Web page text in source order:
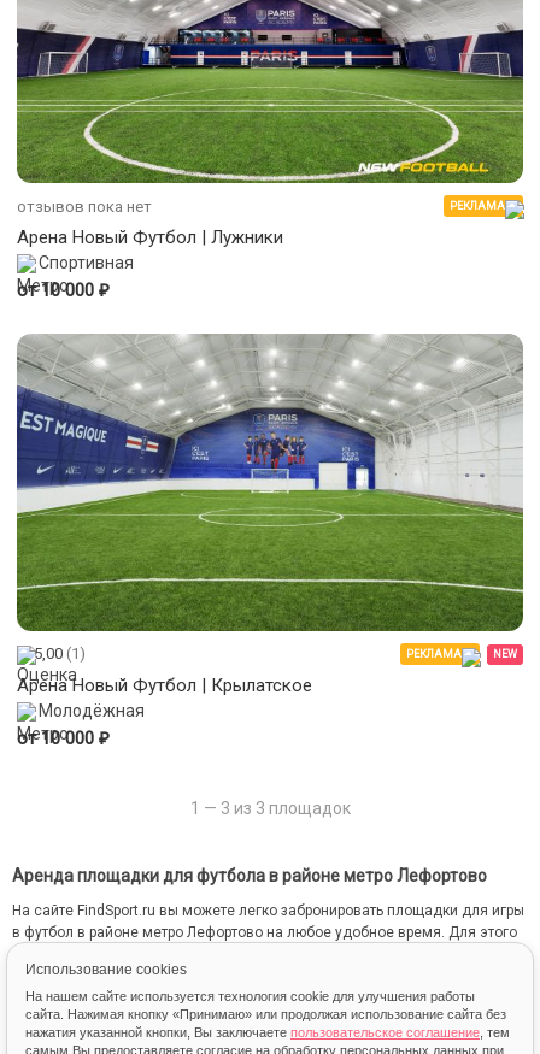
Использование cookies
На нашем сайте используется технология cookie для улучшения работы
сайта. Нажимая кнопку «Принимаю» или продолжая использование сайта без
нажатия указанной кнопки, Вы заключаете пользовательское соглашение , тем
самым Вы предоставляете согласие на обработку персональных данных при
отзывов пока нет РЕКЛАМА
Арена Новый Футбол | Лужники
Спортивная
от 10 000 ₽
5,00 (1) РЕКЛАМА NEW
Арена Новый Футбол | Крылатское
Молодёжная
от 10 000 ₽
1 — 3 из 3 площадок
Аренда площадки для футбола в районе метро Лефортово
На сайте FindSport.ru вы можете легко забронировать площадки для игры
в футбол в районе метро Лефортово на любое удобное время. Для этого
на карте до фотографий и стоимости занятий.